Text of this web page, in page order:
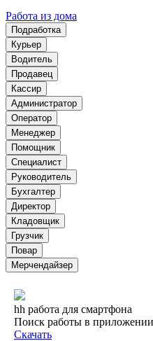
Работа из дома
Подработка
Курьер
Водитель
Продавец
Кассир
Администратор
Оператор
Менеджер
Помощник
Специалист
Руководитель
Бухгалтер
Директор
Кладовщик
Грузчик
Повар
Мерчендайзер
hh работа для смартфона
Поиск работы в
Скачать